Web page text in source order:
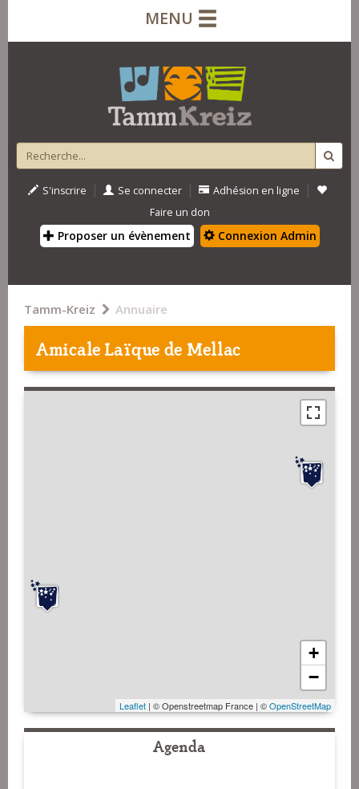
MENU
S'inscrire | Se connecter | Adhésion en ligne |
Faire un don
Proposer un évènement Connexion Admin
Tamm-Kreiz Annuaire
Amicale Laïque de Mellac
+
−
Leaflet | © Openstreetmap France | ©OpenStreetMap
Agenda